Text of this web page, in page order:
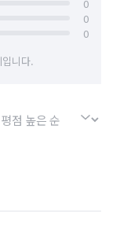
0
0
0
니다.